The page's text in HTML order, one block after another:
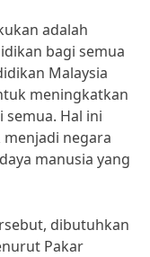
adalah
bagi semua
Malaysia
meningkatkan
Hal ini
negara
manusia yang
dibutuhkan
Pakar